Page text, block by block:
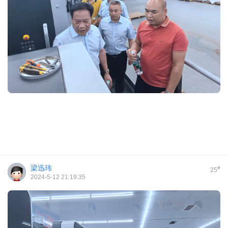
25#
梁迅玮
2024-5-12 21:19:35